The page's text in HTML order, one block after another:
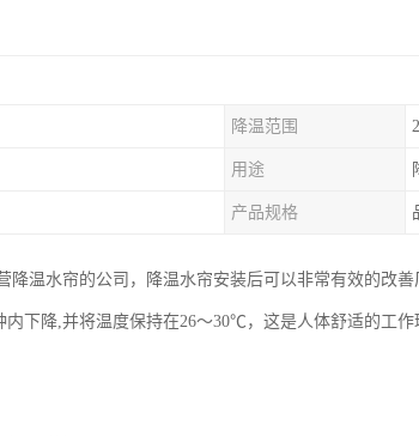
降温范围
用途
产品规格
降温水帘的公司，降温水帘安装后可以非常有效的改
下降,并将温度保持在26～30℃，这是人体舒适的工